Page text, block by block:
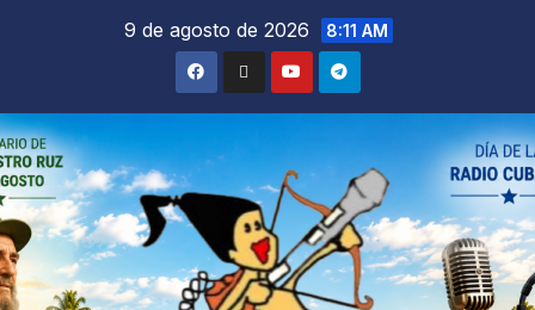
9 de agosto de 2026 8:11 AM